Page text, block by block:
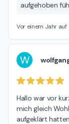
aufgehoben
Vor einem Jahr auf
W
Hallo war vor
mich gleich
aufgeklärt